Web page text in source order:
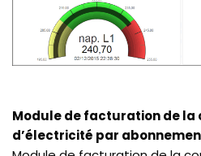
Module de facturation de la
d’électricité par